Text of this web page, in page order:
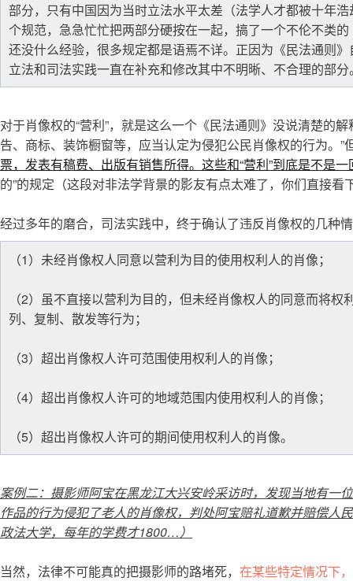
部分，只有中国因为当时立法水平太差（法学人才都被十年
个规范，急急忙忙把两部分硬按在一起，搞了一个不伦不类
还没什么经验，很多规定都是语焉不详。正因为《民法通则
立法和司法实践一直在补充和修改其中不明晰、不合理的部分
对于肖像权的“营利”，就是这么一个《民法通则》没说清楚的
告、商标、装饰橱窗等，应当认定为侵犯公民肖像权的行为。”
票，发表有稿费、出版有销售所得。这些和“营利”到底是不是
的”的规定（这段对非法学背景的影友有点太难了，你们直接看
经过多年的磨合，司法实践中，终于确认了违反肖像权的几种
（1）未经肖像权人同意以营利为目的使用权利人的肖像；
（2）虽不直接以营利为目的，但未经肖像权人的同意而将
列、复制、散发等行为；
（3）超出肖像权人许可范围使用权利人的肖像；
（4）超出肖像权人许可的地域范围内使用权利人的肖像；
（5）超出肖像权人许可的期间使用权利人的肖像。
案例二：摄影师阿宝在黑龙江大兴安岭采访时，发现当地有一
作品的行为侵犯了老人的肖像权，判处阿宝赔礼道歉并赔偿人
政法大学，每年的学费才1800…）
当然，法律不可能真的把摄影师的路堵死， 在某些特定情况下